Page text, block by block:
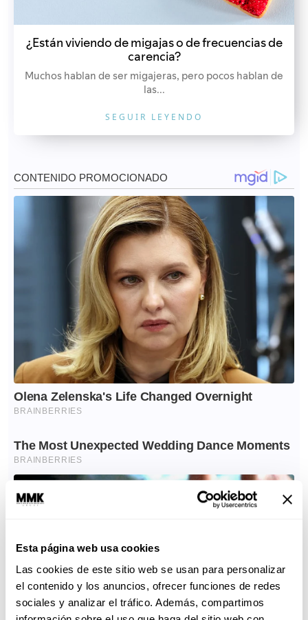
Esta página web usa cookies
Las cookies de este sitio web se usan para personalizar
el contenido y los anuncios, ofrecer funciones de redes
sociales y analizar el tráfico. Además, compartimos
¿Están viviendo de migajas o de frecuencias de
carencia?
Muchos hablan de ser migajeras, pero pocos hablan de
las...
SEGUIR LEYENDO